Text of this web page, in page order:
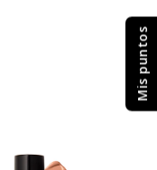
Mis puntos